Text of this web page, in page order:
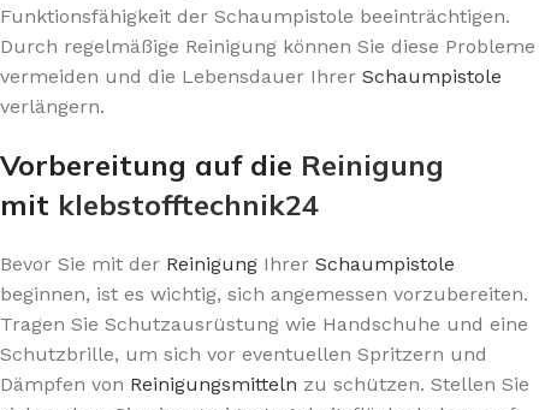
Funktionsfähigkeit der Schaumpistole beeinträchtigen.
Durch regelmäßige Reinigung können Sie diese Probleme
vermeiden und die Lebensdauer Ihrer Schaumpistole
verlängern.
Vorbereitung auf die Reinigung
mit klebstofftechnik24
Bevor Sie mit der Reinigung Ihrer Schaumpistole
beginnen, ist es wichtig, sich angemessen vorzubereiten.
Tragen Sie Schutzausrüstung wie Handschuhe und eine
Schutzbrille, um sich vor eventuellen Spritzern und
Dämpfen von Reinigungsmitteln zu schützen. Stellen Sie